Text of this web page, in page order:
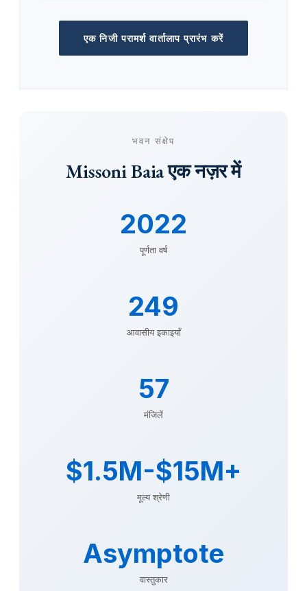
एक निजी परामर्श वार्तालाप प्रारंभ करें
भवन संक्षेप
Missoni Baia एक नज़र में
2022
पूर्णता वर्ष
249
आवासीय इकाइयाँ
57
मंजिलें
$1.5M-$15M+
मूल्य श्रेणी
Asymptote
वास्तुकार